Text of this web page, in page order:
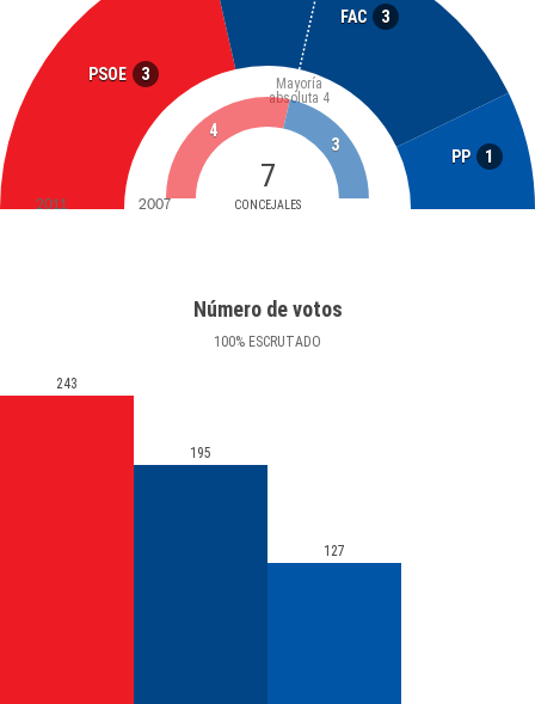
PSOE 3
FAC 3
PP 1
7
CONCEJALES
Mayoría
absoluta 4
4
3
2011 2007
Número de votos
100% ESCRUTADO
243
195
127